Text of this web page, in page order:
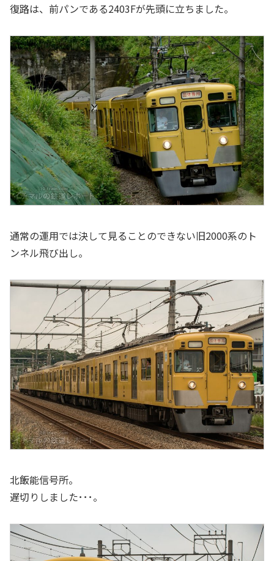
復路は、前パンである2403Fが先頭に立ちました。
通常の運用では決して見ることのできない旧2000系のト
ンネル飛び出し。
北飯能信号所。
遅切りしました･･･。